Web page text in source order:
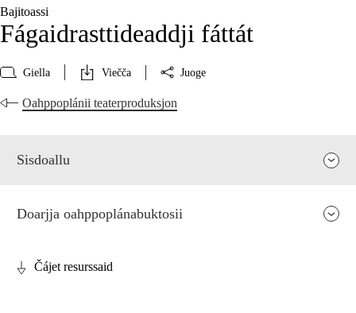
Bajitoassi
Fágaidrasttideaddji fáttát
Giella Viečča Juoge
Oahppoplánii teaterproduksjon
Sisdoallu
Doarjja oahppoplánabuktosii
Čájet resurssaid